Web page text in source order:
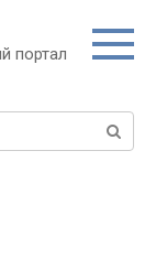
портал